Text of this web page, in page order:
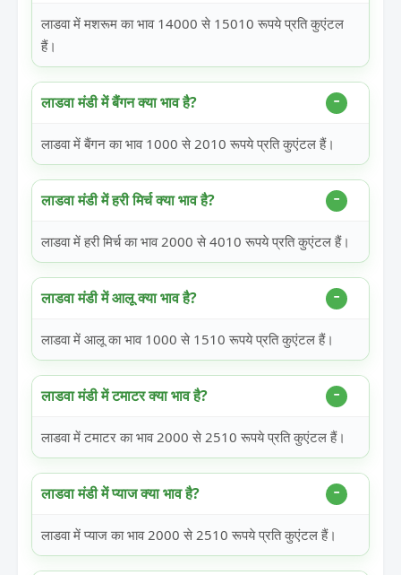
लाडवा में मशरूम का भाव 14000 से 15010 रूपये प्रति कुएंटल
हैं।
लाडवा मंडी में बैंगन क्या भाव है?
लाडवा में बैंगन का भाव 1000 से 2010 रूपये प्रति कुएंटल हैं।
लाडवा मंडी में हरी मिर्च क्या भाव है?
लाडवा में हरी मिर्च का भाव 2000 से 4010 रूपये प्रति कुएंटल हैं।
लाडवा मंडी में आलू क्या भाव है?
लाडवा में आलू का भाव 1000 से 1510 रूपये प्रति कुएंटल हैं।
लाडवा मंडी में टमाटर क्या भाव है?
लाडवा में टमाटर का भाव 2000 से 2510 रूपये प्रति कुएंटल हैं।
लाडवा मंडी में प्याज क्या भाव है?
लाडवा में प्याज का भाव 2000 से 2510 रूपये प्रति कुएंटल हैं।